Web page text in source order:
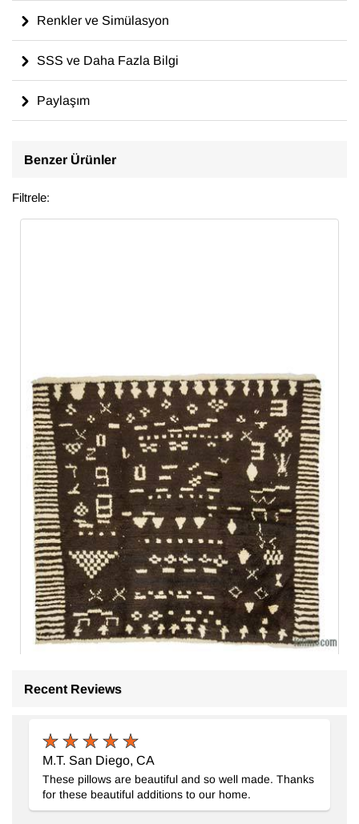
Renkler ve Simülasyon
SSS ve Daha Fazla Bilgi
Paylaşım
Benzer Ürünler
Filtrele:
Recent Reviews
M.T. San Diego, CA
These pillows are beautiful and so well made. Thanks
for these beautiful additions to our home.